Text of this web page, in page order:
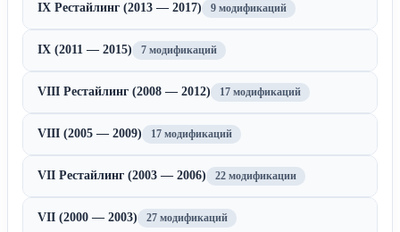
IX Рестайлинг (2013 — 2017) 9 модификаций
IX (2011 — 2015) 7 модификаций
VIII Рестайлинг (2008 — 2012) 17 модификаций
VIII (2005 — 2009) 17 модификаций
VII Рестайлинг (2003 — 2006) 22 модификации
VII (2000 — 2003) 27 модификаций